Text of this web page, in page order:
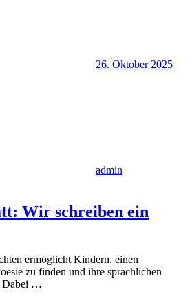
26. Oktober 2025
admin
Wir schreiben ein
ermöglicht Kindern, einen
zu finden und ihre sprachlichen
…